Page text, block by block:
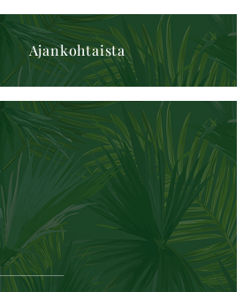
Ajankohtaista